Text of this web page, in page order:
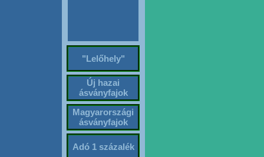
"Lelőhely"
Új hazai
ásványfajok
Magyarországi
ásványfajok
Adó 1 százalék